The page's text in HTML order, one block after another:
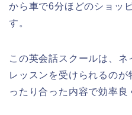
から車で6分ほどのショッ
す。
この英会話スクールは、ネ
レッスンを受けられるの
ったり合った内容で効率良